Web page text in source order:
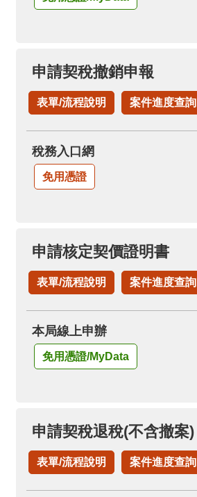
申請契稅撤銷申報
表單/流程說明 案件進度查詢
稅務入口網
免用憑證
申請核定契價證明書
表單/流程說明 案件進度查詢
本局線上申辦
免用憑證/MyData
申請契稅退稅(不含撤案)
表單/流程說明 案件進度查詢